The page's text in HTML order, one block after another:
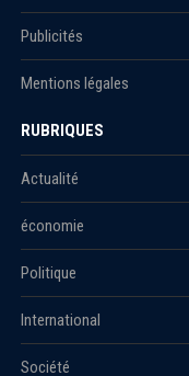
Publicités
Mentions légales
RUBRIQUES
Actualité
économie
Politique
International
Société